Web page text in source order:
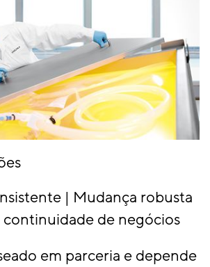
| Mudança robusta
de negócios
em parceria e depende